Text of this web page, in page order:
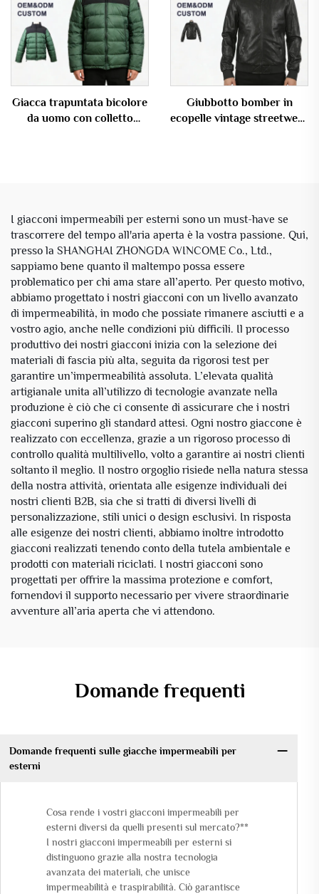
Giacca trapuntata bicolore
da uomo con colletto
Giubbotto bomber in
ecopelle vintage streetwear
I giacconi impermeabili per esterni sono un must-have se
trascorrere del tempo all'aria aperta è la vostra passione. Qui,
presso la SHANGHAI ZHONGDA WINCOME Co., Ltd.,
sappiamo bene quanto il maltempo possa essere
problematico per chi ama stare all’aperto. Per questo motivo,
abbiamo progettato i nostri giacconi con un livello avanzato
di impermeabilità, in modo che possiate rimanere asciutti e a
vostro agio, anche nelle condizioni più difficili. Il processo
produttivo dei nostri giacconi inizia con la selezione dei
materiali di fascia più alta, seguita da rigorosi test per
garantire un’impermeabilità assoluta. L’elevata qualità
artigianale unita all’utilizzo di tecnologie avanzate nella
produzione è ciò che ci consente di assicurare che i nostri
giacconi superino gli standard attesi. Ogni nostro giaccone è
realizzato con eccellenza, grazie a un rigoroso processo di
controllo qualità multilivello, volto a garantire ai nostri clienti
soltanto il meglio. Il nostro orgoglio risiede nella natura stessa
della nostra attività, orientata alle esigenze individuali dei
nostri clienti B2B, sia che si tratti di diversi livelli di
personalizzazione, stili unici o design esclusivi. In risposta
alle esigenze dei nostri clienti, abbiamo inoltre introdotto
giacconi realizzati tenendo conto della tutela ambientale e
prodotti con materiali riciclati. I nostri giacconi sono
progettati per offrire la massima protezione e comfort,
fornendovi il supporto necessario per vivere straordinarie
avventure all’aria aperta che vi attendono.
Domande frequenti
Domande frequenti sulle giacche impermeabili per
esterni
Cosa rende i vostri giacconi impermeabili per
esterni diversi da quelli presenti sul mercato?**
I nostri giacconi impermeabili per esterni si
distinguono grazie alla nostra tecnologia
avanzata dei materiali, che unisce
impermeabilità e traspirabilità. Ciò garantisce